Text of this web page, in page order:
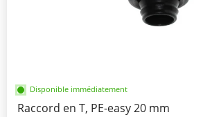
Disponible immédiatement
Raccord en T, PE-easy 20 mm